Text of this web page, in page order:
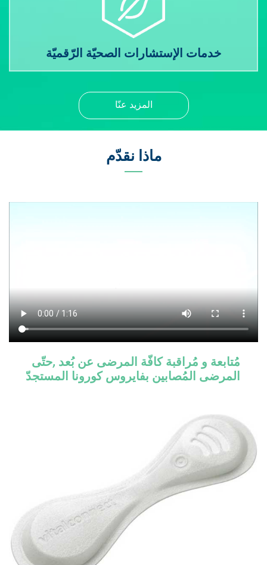
خدمات الإستشارات الصحيّة الرّقميّة
المزيد عنّا
ماذا نقدّم
مُتابعة و مُراقبة كافّة المرضى عن بُعد ,حتّى
المرضى المُصابين بفايروس كورونا المستجدّ